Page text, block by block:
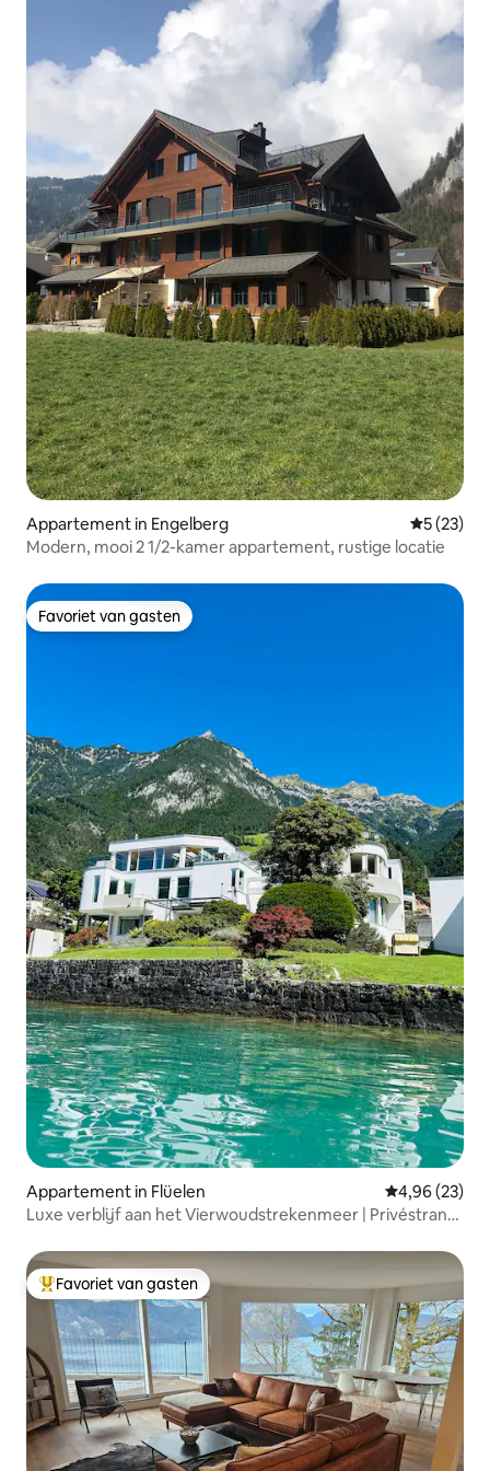
Appartement in Engelberg
5 (23)
Modern, mooi 2 1/2-kamer appartement, rustige locatie
Favoriet van gasten
Favoriet van gasten
Appartement in Flüelen Gemiddelde
4,96 (23)
Luxe verblijf aan het Vierwoudstrekenmeer | Privéstrand
Topfavoriet van gasten
Favoriet van gasten